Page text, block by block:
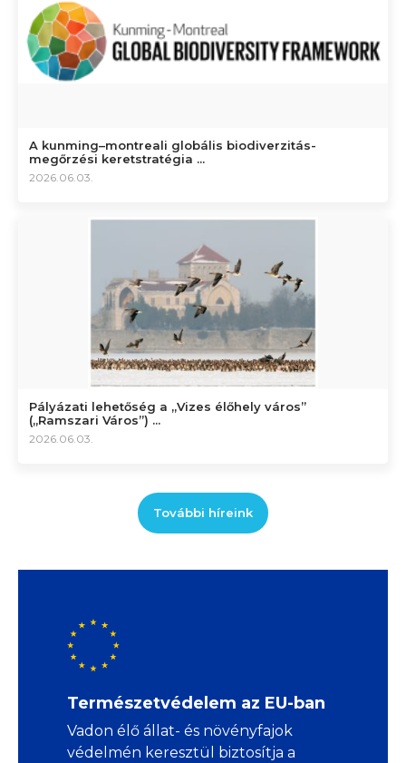
A kunming–montreali globális biodiverzitás-
megőrzési keretstratégia ...
2026.06.03.
Pályázati lehetőség a „Vizes élőhely város”
(„Ramszari Város”) ...
2026.06.03.
További híreink
Természetvédelem az EU-ban
Vadon élő állat- és növényfajok
védelmén keresztül biztosítja a